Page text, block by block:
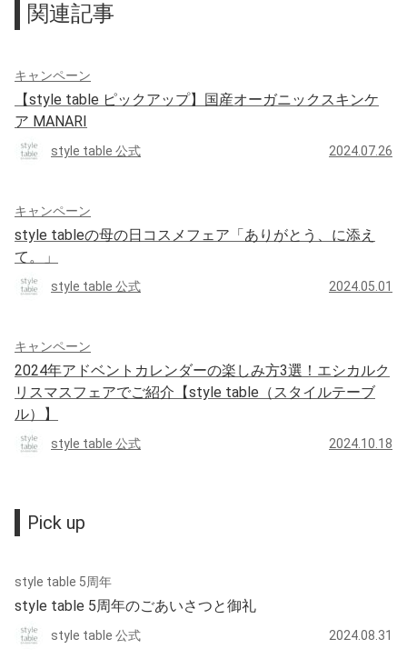
関連記事
キャンペーン
【style table ピックアップ】国産オーガニックスキンケ
ア MANARI
style table 公式 2024.07.26
キャンペーン
style tableの母の日コスメフェア「ありがとう、に添え
て。」
style table 公式 2024.05.01
キャンペーン
2024年アドベントカレンダーの楽しみ方3選！エシカルク
リスマスフェアでご紹介【style table（スタイルテーブ
ル）】
style table 公式 2024.10.18
Pick up
style table 5周年
style table 5周年のごあいさつと御礼
style table 公式 2024.08.31